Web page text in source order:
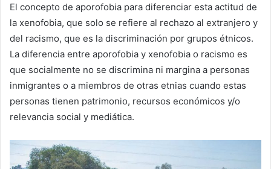
El concepto de aporofobia para diferenciar esta actitud de
la xenofobia, que solo se refiere al rechazo al extranjero y
del racismo, que es la discriminación por grupos étnicos.
La diferencia entre aporofobia y xenofobia o racismo es
que socialmente no se discrimina ni margina a personas
inmigrantes o a miembros de otras etnias cuando estas
personas tienen patrimonio, recursos económicos y/o
relevancia social y mediática.